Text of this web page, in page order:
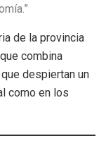
de la provincia
combina
despiertan un
como en los